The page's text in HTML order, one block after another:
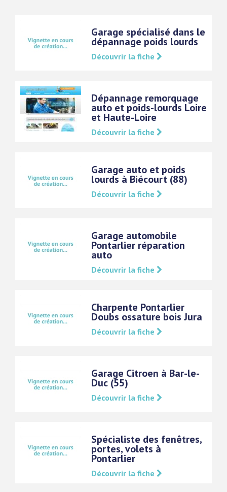
Garage spécialisé dans le
dépannage poids lourds
Découvrir la fiche
Dépannage remorquage
auto et poids-lourds Loire
et Haute-Loire
Découvrir la fiche
Garage auto et poids
lourds à Biécourt (88)
Découvrir la fiche
Garage automobile
Pontarlier réparation
auto
Découvrir la fiche
Charpente Pontarlier
Doubs ossature bois Jura
Découvrir la fiche
Garage Citroen à Bar-le-
Duc (55)
Découvrir la fiche
Spécialiste des fenêtres,
portes, volets à
Pontarlier
Découvrir la fiche